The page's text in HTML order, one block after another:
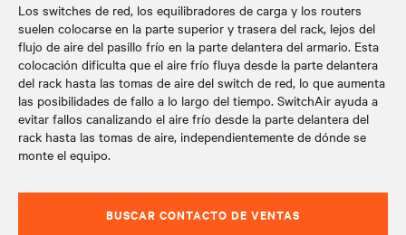
Los switches de red, los equilibradores de carga y los routers
suelen colocarse en la parte superior y trasera del rack, lejos del
flujo de aire del pasillo frío en la parte delantera del armario. Esta
colocación dificulta que el aire frío fluya desde la parte delantera
del rack hasta las tomas de aire del switch de red, lo que aumenta
las posibilidades de fallo a lo largo del tiempo. SwitchAir ayuda a
evitar fallos canalizando el aire frío desde la parte delantera del
rack hasta las tomas de aire, independientemente de dónde se
monte el equipo.
BUSCAR CONTACTO DE VENTAS